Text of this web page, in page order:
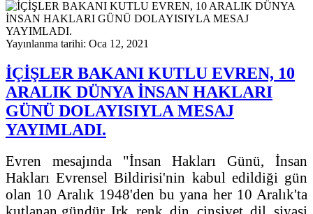
Yayınlanma tarihi: Oca 12, 2021
İÇİŞLER BAKANI KUTLU EVREN, 10
ARALIK DÜNYA İNSAN HAKLARI
GÜNÜ DOLAYISIYLA MESAJ
YAYIMLADI.
Evren mesajında "İnsan Hakları Günü, İnsan
Hakları Evrensel Bildirisi'nin kabul edildiği gün
olan 10 Aralık 1948'den bu yana her 10 Aralık'ta